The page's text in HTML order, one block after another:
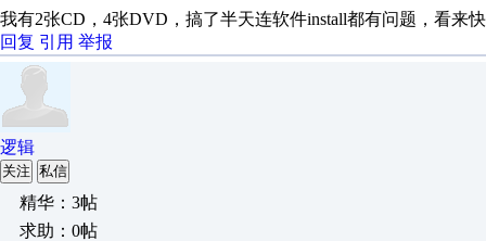
我有2张CD，4张DVD，搞了半天连软件install都有问题，看来
回复 引用 举报
逻辑
关注 私信
精华：3帖
求助：0帖